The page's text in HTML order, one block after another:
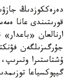
دەرەككوزدىڭ
قورىتىندى عانا
ارنالعان
جۇرگىزىلگەن
ۇشتاستىرا
گيپوكسياعا